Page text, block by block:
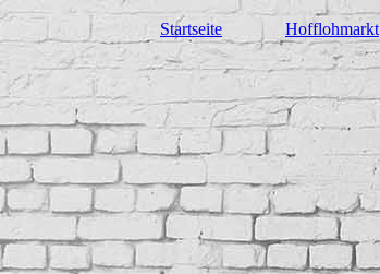
Startseite Hofflohmarkt